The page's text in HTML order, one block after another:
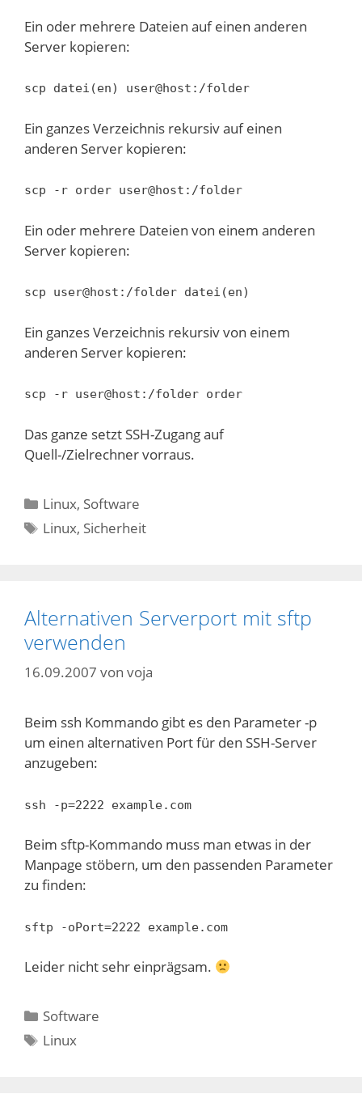
Ein oder mehrere Dateien auf einen anderen
Server kopieren:
scp datei(en) user@host:/folder
Ein ganzes Verzeichnis rekursiv auf einen
anderen Server kopieren:
scp -r order user@host:/folder
Ein oder mehrere Dateien von einem anderen
Server kopieren:
scp user@host:/folder datei(en)
Ein ganzes Verzeichnis rekursiv von einem
anderen Server kopieren:
scp -r user@host:/folder order
Das ganze setzt SSH-Zugang auf
Quell-/Zielrechner vorraus.
Kategorien
Linux, Software
Schlagwörter
Linux, Sicherheit
Alternativen Serverport mit sftp
verwenden
16.09.2007 von voja
Beim ssh Kommando gibt es den Parameter -p
um einen alternativen Port für den SSH-Server
anzugeben:
ssh -p=2222 example.com
Beim sftp-Kommando muss man etwas in der
Manpage stöbern, um den passenden Parameter
zu finden:
sftp -oPort=2222 example.com
Leider nicht sehr einprägsam.
Kategorien
Software
Schlagwörter
Linux